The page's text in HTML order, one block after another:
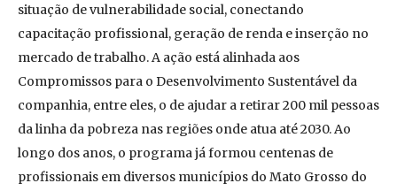
situação de vulnerabilidade social, conectando
capacitação profissional, geração de renda e inserção no
mercado de trabalho. A ação está alinhada aos
Compromissos para o Desenvolvimento Sustentável da
companhia, entre eles, o de ajudar a retirar 200 mil pessoas
da linha da pobreza nas regiões onde atua até 2030. Ao
longo dos anos, o programa já formou centenas de
profissionais em diversos municípios do Mato Grosso do